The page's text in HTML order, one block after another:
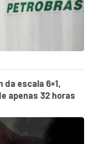
escala 6×1,
apenas 32 horas